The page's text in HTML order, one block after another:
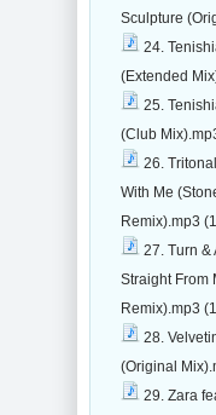
Sculpture
24.
(Extended
25.
(Club
26.
With Me
Remix).mp3
27. Turn &
Straight From
Remix).mp3
28.
(Original
29. Zara